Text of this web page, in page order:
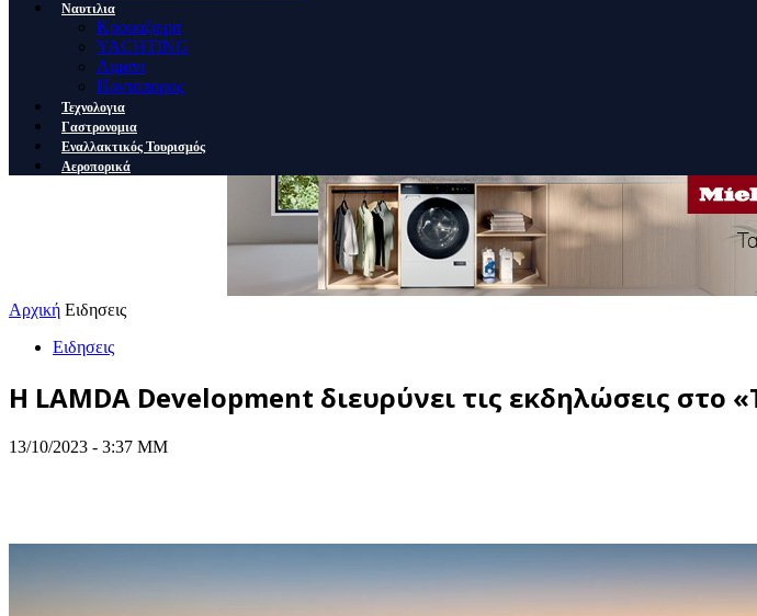
Ναυτιλια
Κρουαζιερα
YACHTING
Λιμανι
Ποντοπορος
Τεχνολογια
Γαστρονομια
Εναλλακτικός Τουρισμός
Αεροπορικά
Αρχική Ειδησεις
Ειδησεις
Η LAMDA Development διευρύνει τις εκδηλώσεις στο
13/10/2023 - 3:37 ΜΜ